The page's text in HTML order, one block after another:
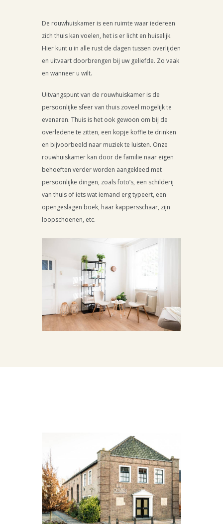
De rouwhuiskamer is een ruimte waar iedereen
zich thuis kan voelen, het is er licht en huiselijk.
Hier kunt u in alle rust de dagen tussen overlijden
en uitvaart doorbrengen bij uw geliefde. Zo vaak
en wanneer u wilt.
Uitvangspunt van de rouwhuiskamer is de
persoonlijke sfeer van thuis zoveel mogelijk te
evenaren. Thuis is het ook gewoon om bij de
overledene te zitten, een kopje koffie te drinken
en bijvoorbeeld naar muziek te luisten. Onze
rouwhuiskamer kan door de familie naar eigen
behoeften verder worden aangekleed met
persoonlijke dingen, zoals foto’s, een schilderij
van thuis of iets wat iemand erg typeert, een
opengeslagen boek, haar kappersschaar, zijn
loopschoenen, etc.